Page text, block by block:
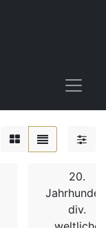
20.
div.